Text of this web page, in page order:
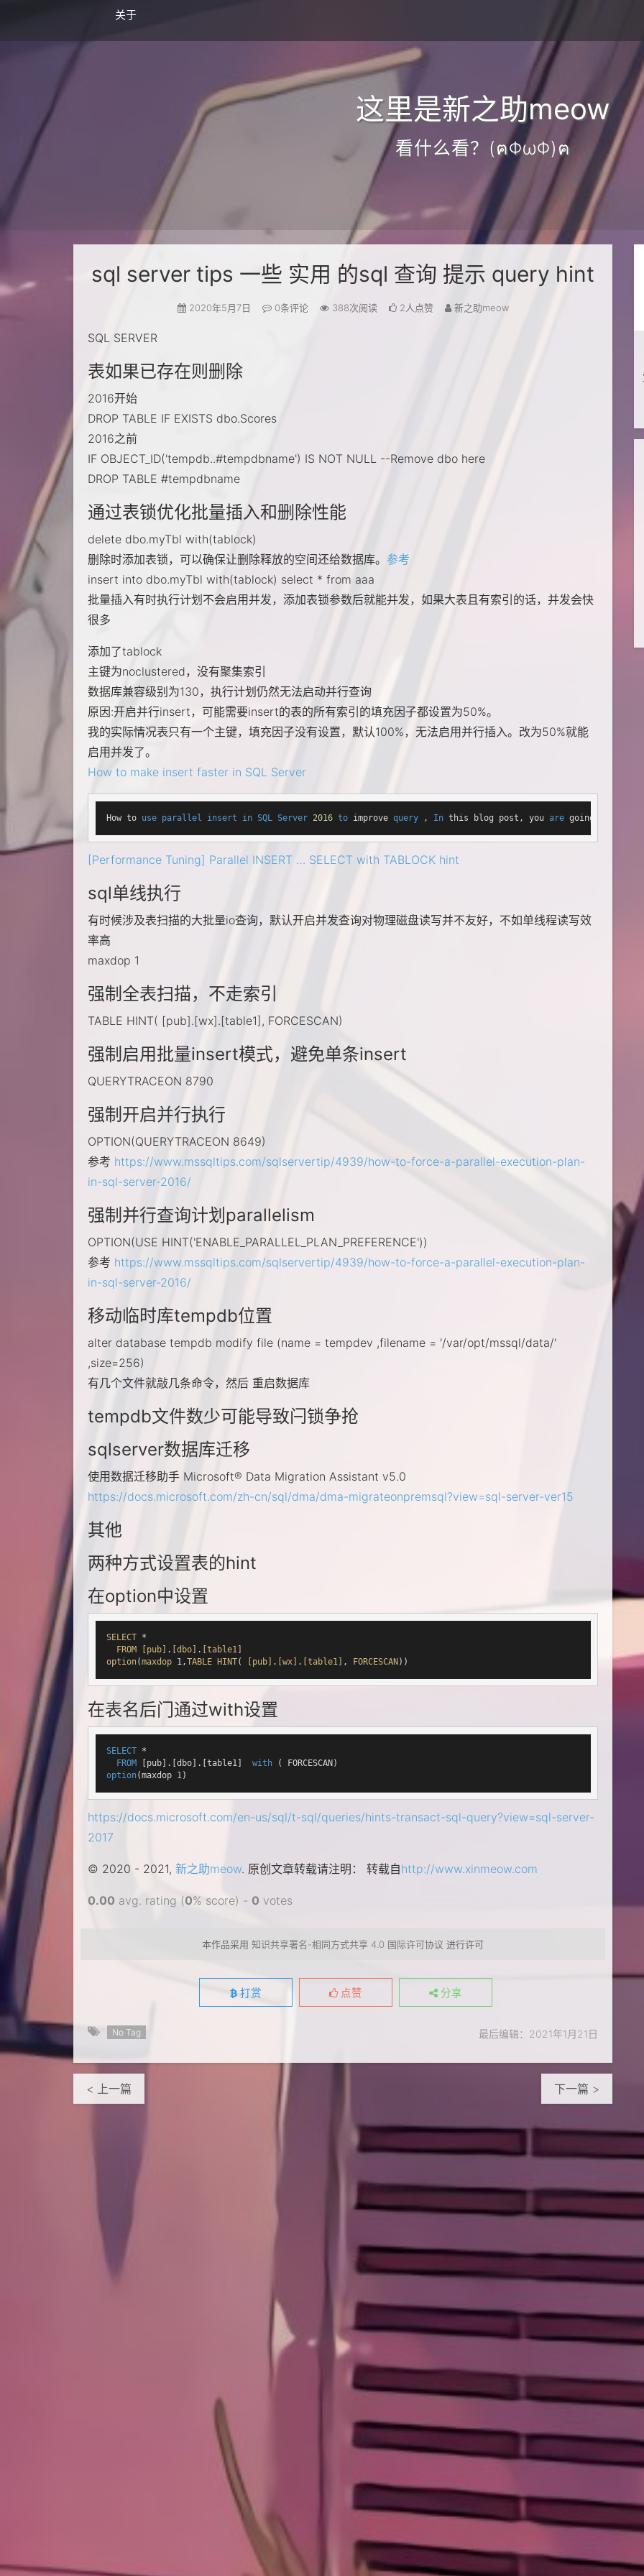
关于
这里是新之助meow
看什么看？(ฅΦωΦ)ฅ
sql server tips 一些 实用 的sql 查询 提示 query hint
2020年5月7日 0条评论 388次阅读 2人点赞 新之助meow
SQL SERVER
表如果已存在则删除
2016开始
DROP TABLE IF EXISTS dbo.Scores
2016之前
IF OBJECT_ID('tempdb..#tempdbname') IS NOT NULL --Remove dbo here
DROP TABLE #tempdbname
通过表锁优化批量插入和删除性能
delete dbo.myTbl with(tablock)
删除时添加表锁，可以确保让删除释放的空间还给数据库。 参考
insert into dbo.myTbl with(tablock) select * from aaa
批量插入有时执行计划不会启用并发，添加表锁参数后就能并发，如果大表且有索引的话，并发会快
很多
添加了tablock
主键为noclustered，没有聚集索引
数据库兼容级别为130，执行计划仍然无法启动并行查询
原因:开启并行insert，可能需要insert的表的所有索引的填充因子都设置为50%。
我的实际情况表只有一个主键，填充因子没有设置，默认100%，无法启用并行插入。改为50%就能
启用并发了。
How to make insert faster in SQL Server
How to use parallel insert in SQL Server 2016 to improve query , In this blog post, you are going
[Performance Tuning] Parallel INSERT … SELECT with TABLOCK hint
sql单线执行
有时候涉及表扫描的大批量io查询，默认开启并发查询对物理磁盘读写并不友好，不如单线程读写效
率高
maxdop 1
强制全表扫描，不走索引
TABLE HINT( [pub].[wx].[table1], FORCESCAN)
强制启用批量insert模式，避免单条insert
QUERYTRACEON 8790
强制开启并行执行
OPTION(QUERYTRACEON 8649)
参考 https://www.mssqltips.com/sqlservertip/4939/how-to-force-a-parallel-execution-plan-
in-sql-server-2016/
强制并行查询计划parallelism
OPTION(USE HINT('ENABLE_PARALLEL_PLAN_PREFERENCE'))
参考 https://www.mssqltips.com/sqlservertip/4939/how-to-force-a-parallel-execution-plan-
in-sql-server-2016/
移动临时库tempdb位置
alter database tempdb modify file (name = tempdev ,filename = '/var/opt/mssql/data/'
,size=256)
有几个文件就敲几条命令，然后 重启数据库
tempdb文件数少可能导致闩锁争抢
sqlserver数据库迁移
使用数据迁移助手 Microsoft® Data Migration Assistant v5.0
https://docs.microsoft.com/zh-cn/sql/dma/dma-migrateonpremsql?view=sql-server-ver15
其他
两种方式设置表的hint
在option中设置
SELECT *
FROM
[pub] . [dbo] . [table1]
option(maxdop 1,TABLE HINT( [pub] . [wx] . [table1] , FORCESCAN))
在表名后门通过with设置
SELECT *
FROM [pub].[dbo].[table1] with
option(maxdop 1 )
https://docs.microsoft.com/en-us/sql/t-sql/queries/hints-transact-sql-query?view=sql-server-
2017
© 2020 - 2021, 新之助meow. 原创文章转载请注明： 转载自http://www.xinmeow.com
0.00 avg. rating (0% score) - 0 votes
本作品采用 知识共享署名-相同方式共享 4.0 国际许可协议 进行许可
打赏 点赞 分享
No Tag 最后编辑：2021年1月21日
< 上一篇 下一篇 >